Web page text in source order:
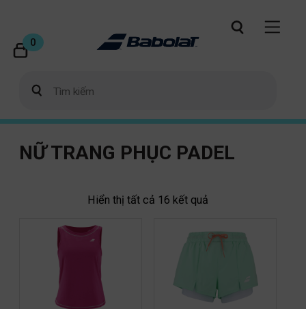
0
NỮ TRANG PHỤC PADEL
Hiển thị tất cả 16 kết quả